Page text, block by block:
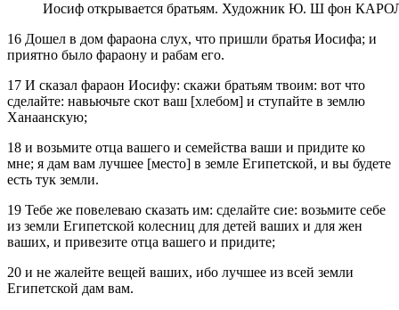
Иосиф открывается братьям. Художник Ю. Ш фон
16 Дошел в дом фараона слух, что пришли братья Иосифа; и
приятно было фараону и рабам его.
17 И сказал фараон Иосифу: скажи братьям твоим: вот что
сделайте: навьючьте скот ваш [хлебом] и ступайте в землю
Ханаанскую;
18 и возьмите отца вашего и семейства ваши и придите ко
мне; я дам вам лучшее [место] в земле Египетской, и вы будете
есть тук земли.
19 Тебе же повелеваю сказать им: сделайте сие: возьмите себе
из земли Египетской колесниц для детей ваших и для жен
ваших, и привезите отца вашего и придите;
20 и не жалейте вещей ваших, ибо лучшее из всей земли
Египетской дам вам.